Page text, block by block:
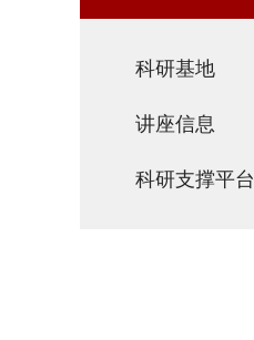
科研基地
讲座信息
科研支撑平台